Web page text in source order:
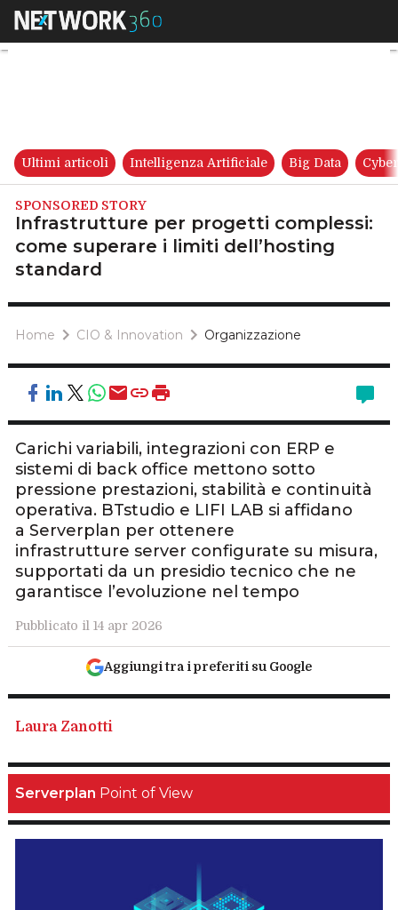
Infrastrutture per progetti
Ultimi articoli Intelligenza Artificiale Big Data
SPONSORED STORY
Infrastrutture per progetti complessi:
come superare i limiti dell’hosting
standard
Home CIO & Innovation Organizzazione
Carichi variabili, integrazioni con ERP e
sistemi di back office mettono sotto
pressione prestazioni, stabilità e continuità
operativa. BTstudio e LIFI LAB si affidano
a Serverplan per ottenere
infrastrutture server configurate su misura,
supportati da un presidio tecnico che ne
garantisce l’evoluzione nel tempo
Pubblicato il 14 apr 2026
Aggiungi tra i preferiti su Google
Laura Zanotti
Serverplan Point of View